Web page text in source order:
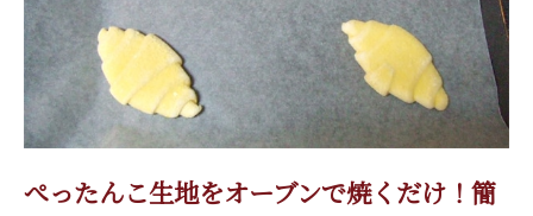
ぺったんこ生地をオーブンで焼くだけ！簡